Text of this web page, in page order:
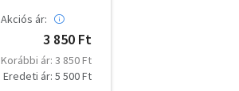
Akciós ár:
3 850 Ft
Korábbi ár: 3 850 Ft
Eredeti ár: 5 500 Ft